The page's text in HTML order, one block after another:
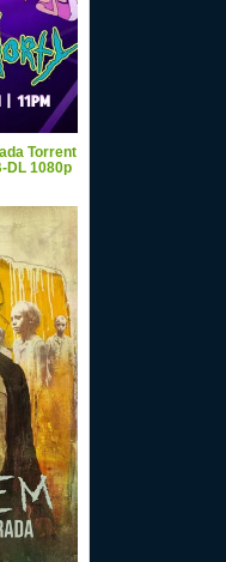
Torrent
DL 1080p